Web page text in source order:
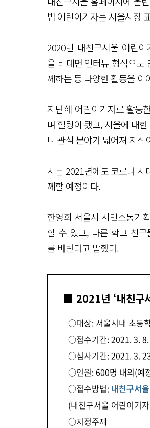
범 어린이기자는 서울시장
2020년 내친구서울 어린
을 비대면 인터뷰 형식으로
께하는 등 다양한 활동을 이
지난해 어린이기자로 활동
며 힐링이 됐고, 서울에 대
니 관심 분야가 넓어져 지
시는 2021년에도 코로나
께할 예정이다.
한영희 서울시 시민소통기
할 수 있고, 다른 학교 친
를 바란다고 말했다.
■ 2021년 ‘내친구
○대상: 서울시내 초등
○접수기간: 2021. 3.
○심사기간: 2021. 3.
○인원: 600명 내외(예
○접수방법: 내친구서
(내친구서울 어린이기
○지정주제